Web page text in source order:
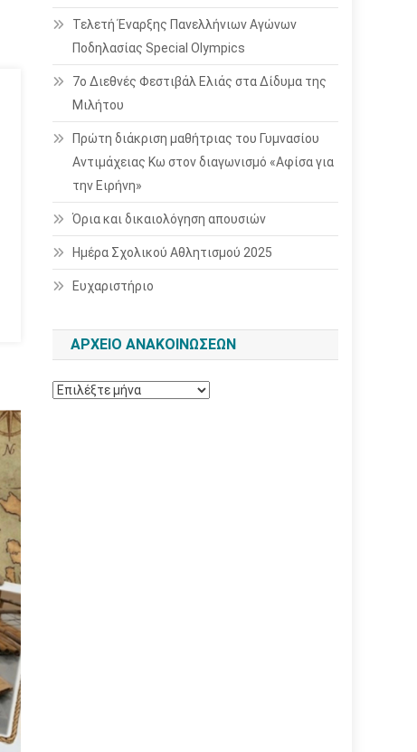
Τελετή Έναρξης Πανελλήνιων Αγώνων
Ποδηλασίας Special Olympics
7ο Διεθνές Φεστιβάλ Ελιάς στα Δίδυμα της
Μιλήτου
Πρώτη διάκριση μαθήτριας του Γυμνασίου
Αντιμάχειας Κω στον διαγωνισμό «Αφίσα για
την Ειρήνη»
Όρια και δικαιολόγηση απουσιών
Ημέρα Σχολικού Αθλητισμού 2025
Ευχαριστήριο
ΑΡΧΕΊΟ ΑΝΑΚΟΙΝΏΣΕΩΝ
Αρχείο